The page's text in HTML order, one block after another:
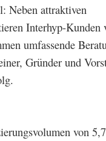
Neben attraktiven
Interhyp-Kunden
umfassende
Gründer und
von